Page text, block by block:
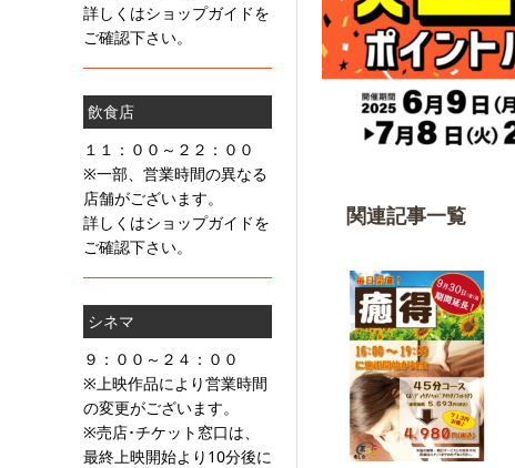
関連記事一覧
詳しくはショップガイドを
ご確認下さい。
飲食店
１１：００～２２：００
※一部、営業時間の異なる
店舗がございます。
詳しくはショップガイドを
ご確認下さい。
シネマ
９：００～２４：００
※上映作品により営業時間
の変更がございます。
※売店･チケット窓口は、
最終上映開始より10分後に